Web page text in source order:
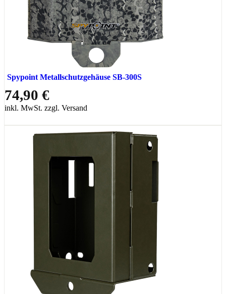
Spypoint Metallschutzgehäuse SB-300S
74,90 €
inkl. MwSt. zzgl. Versand